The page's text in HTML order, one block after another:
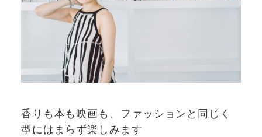
香りも本も映画も、ファッションと同じく
型にはまらず楽しみます